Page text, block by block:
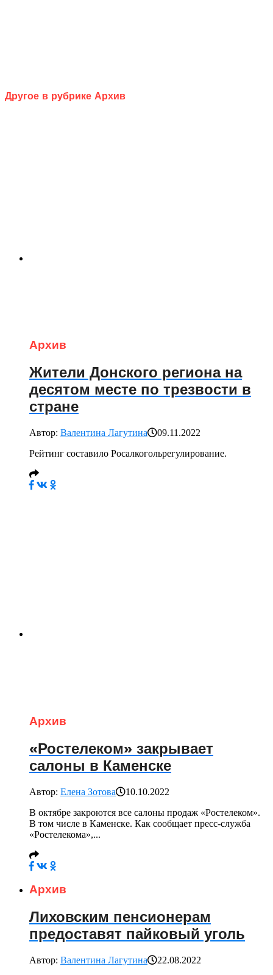
Другое в рубрике Архив
Архив
Жители Донского региона на
десятом месте по трезвости в
стране
Автор: Валентина Лагутина
09.11.2022
Рейтинг составило Росалкогольрегулирование.
Архив
«Ростелеком» закрывает
салоны в Каменске
Автор: Елена Зотова
10.10.2022
В октябре закроются все салоны продаж «Ростелеком».
В том числе в Каменске. Как сообщает пресс-служба
«Ростелекома»,...
Архив
Лиховским пенсионерам
предоставят пайковый уголь
Автор: Валентина Лагутина
22.08.2022